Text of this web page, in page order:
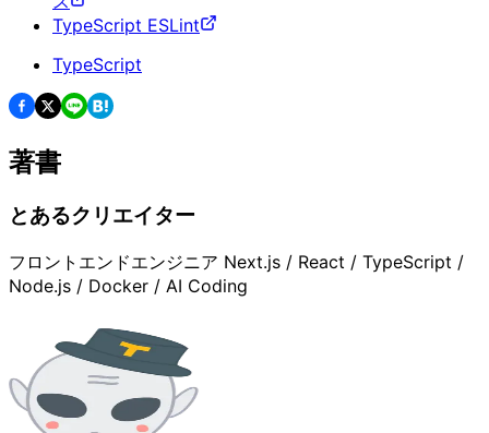
TypeScript ESLint
TypeScript
著書
とあるクリエイター
フロントエンドエンジニア Next.js / React / TypeScript /
Node.js / Docker / AI Coding